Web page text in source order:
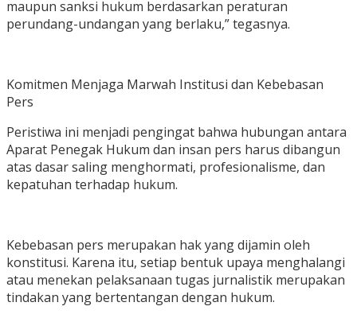
maupun sanksi hukum berdasarkan peraturan
perundang-undangan yang berlaku,” tegasnya.
Komitmen Menjaga Marwah Institusi dan Kebebasan
Pers
Peristiwa ini menjadi pengingat bahwa hubungan antara
Aparat Penegak Hukum dan insan pers harus dibangun
atas dasar saling menghormati, profesionalisme, dan
kepatuhan terhadap hukum.
Kebebasan pers merupakan hak yang dijamin oleh
konstitusi. Karena itu, setiap bentuk upaya menghalangi
atau menekan pelaksanaan tugas jurnalistik merupakan
tindakan yang bertentangan dengan hukum.